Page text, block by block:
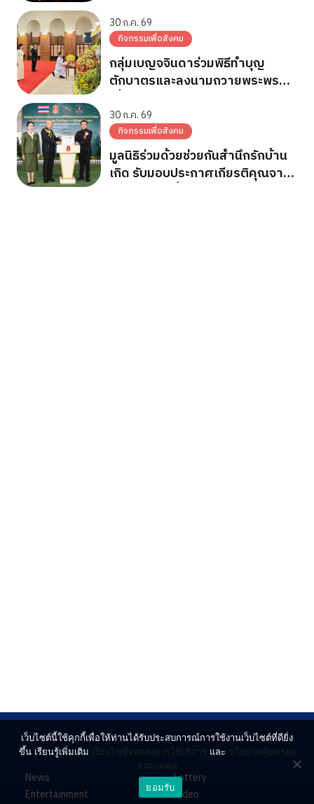
พระชนมพรรษา 28 ก.ค.2569
30 ก.ค. 69
กิจกรรมเพื่อสังคม
กลุ่มเบญจจินดาร่วมพิธีทำบุญ
ตักบาตรและลงนามถวายพระพร
พระบาทสมเด็จพระเจ้าอยู่หัว
30 ก.ค. 69
กิจกรรมเพื่อสังคม
มูลนิธิร่วมด้วยช่วยกันสำนึกรักบ้าน
เกิด รับมอบประกาศเกียรติคุณจาก
News
Entertainment
Lottery
Video
เว็บไซต์นี้ใช้คุกกี้เพื่อให้ท่านได้รับประสบการณ์การใช้งานเว็บไซต์ที่ดียิ่ง
ขึ้น เรียนรู้เพิ่มเติม เงื่อนไขข้อตกลงการใช้บริการ และ นโยบายคุ้มครอง
ส่วนบุคคล
ยอมรับ